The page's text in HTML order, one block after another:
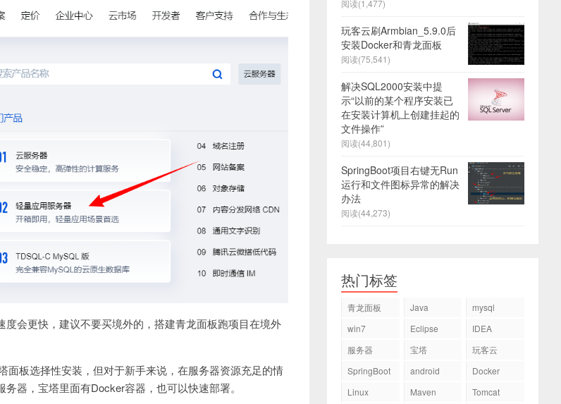
会更快，建议不要买境外的，搭建青龙面板跑项目在境外
面板选择性安装，但对于新手来说，在服务器资源充足的情
器，宝塔里面有Docker容器，也可以快速部署。
阅读(1,477)
玩客云刷Armbian_5.9.0后
安装Docker和青龙面板
阅读(75,541)
解决SQL2000安装中提
示“以前的某个程序安装已
在安装计算机上创建挂起的
文件操作”
阅读(44,801)
SpringBoot项目右键无Run
运行和文件图标异常的解决
办法
阅读(44,273)
热门标签
青龙面板 Java
mysql
win7
Eclipse
IDEA
服务器
宝塔
玩客云
SpringBoot
android
Docker
Linux
Maven
Tomcat